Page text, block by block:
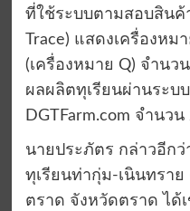
ที่ใช้ระบบตามสอบสินค้
Trace) แสดงเครื่องห
(เครื่องหมาย Q) จำนว
ผลผลิตทุเรียนผ่านระบ
DGTFarm.com จำนว
นายประภัตร กล่าวอีก
ทุเรียนท่ากุ่ม-เนินทราย
ตราด จังหวัดตราด ได้